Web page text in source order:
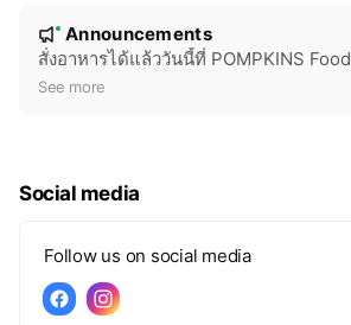
e
New
Announcements
สั่งอาหารได้แล้ววันนี้ที่ POMPKINS Food
See more
Social media
Follow us on social media